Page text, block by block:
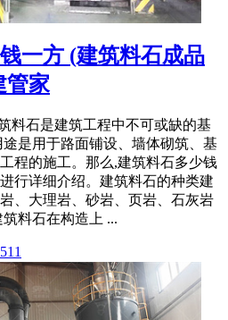
一方 (建筑料石成品
管家
料石是建筑工程中不可或缺的基
是用于路面铺设、墙体砌筑、基
程的施工。那么,建筑料石多少钱
行详细介绍。建筑料石的种类建
、大理岩、砂岩、页岩、石灰岩
料石在构造上 ...